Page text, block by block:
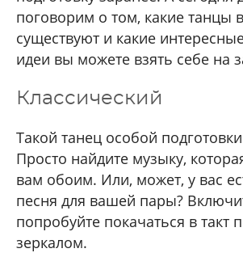
поговорим о том, какие танцы
существуют и какие
идеи вы можете взять себе на
Классический
Такой танец особой
Просто найдите музыку,
вам обоим. Или, может, у вас
песня для вашей пары?
попробуйте покачаться в такт
зеркалом.